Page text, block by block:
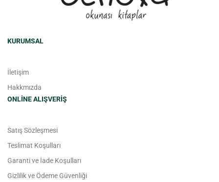
KURUMSAL
İletişim
Hakkmızda
ONLINE ALIŞVERIŞ
Satış Sözleşmesi
Teslimat Koşulları
Garanti ve İade Koşulları
Gizlilik ve Ödeme Güvenliği